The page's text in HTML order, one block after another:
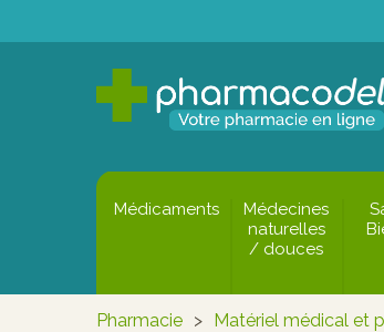
Médicaments
Médecines
naturelles
/ douces
Pharmacie > Matériel médical et